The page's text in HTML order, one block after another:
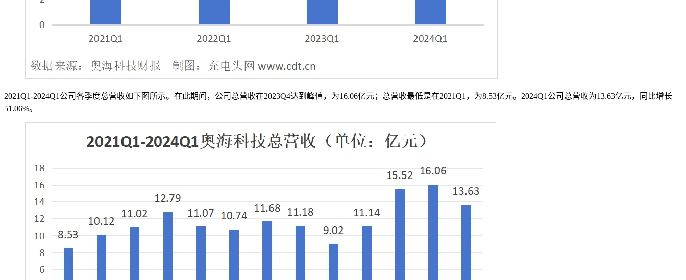
2021Q1-2024Q1公司各季度总营收如下图所示。在此期间，公司总营收在2023Q4达到峰值，为16.06亿元；总营收最低是在2021Q1，为8.53亿元。2024Q1公司总营收为13.63亿元，同比增长
51.06%。